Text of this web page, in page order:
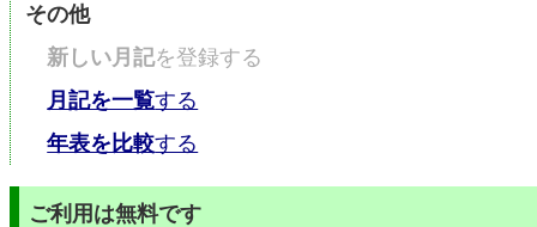
その他
新しい月記を登録する
月記を一覧する
年表を比較する
ご利用は無料です